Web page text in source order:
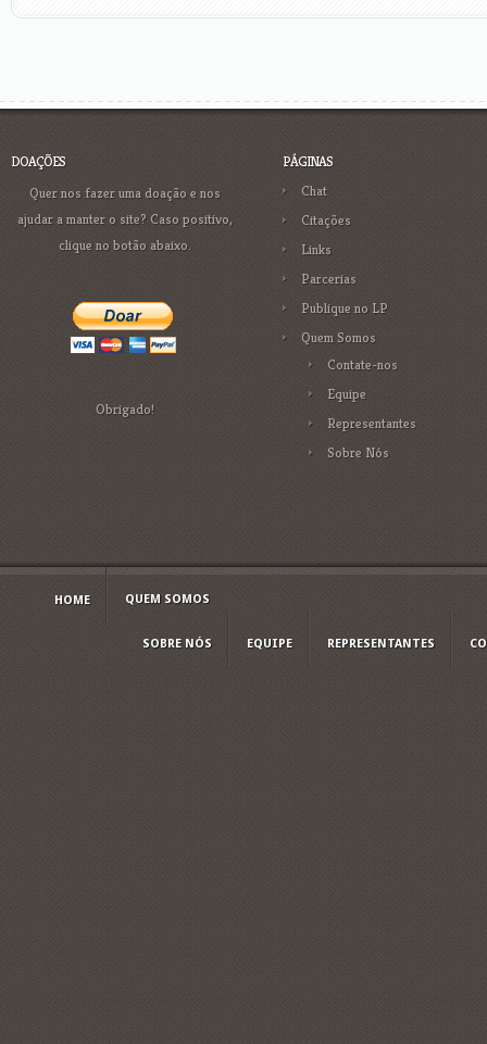
DOAÇÕES
Quer nos fazer uma doação e nos
ajudar a manter o site? Caso positivo,
clique no botão abaixo.
Obrigado!
PÁGINAS
Chat
Citações
Links
Parcerias
Publique no LP
Quem Somos
Contate-nos
Equipe
Representantes
Sobre Nós
HOME QUEM SOMOS
SOBRE NÓS EQUIPE REPRESENTANTES